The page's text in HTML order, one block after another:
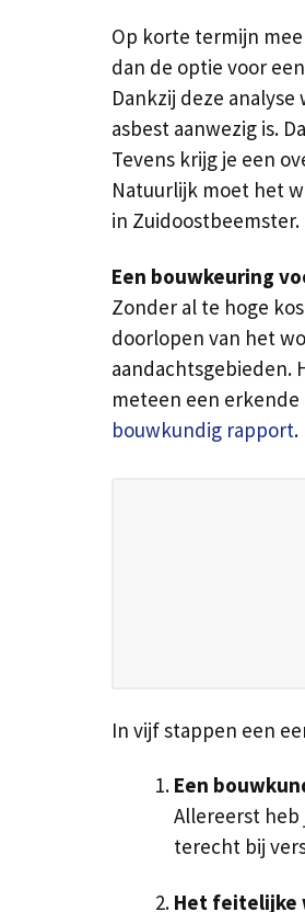
Op korte termijn
dan de optie voor
Dankzij deze
asbest aanwezig is.
Tevens krijg je een
Natuurlijk moet het
in Zuidoostbeemster.
Een bouwkeuring
Zonder al te hoge
doorlopen van het
aandachtsgebieden.
meteen een
bouwkundig rapport.
In vijf stappen een
Een
Allereerst heb
terecht bij
Het feitelijke